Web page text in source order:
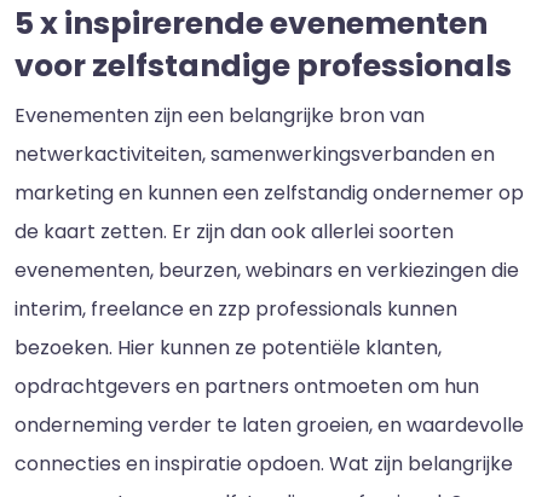
5 x inspirerende evenementen
voor zelfstandige professionals
Evenementen zijn een belangrijke bron van
netwerkactiviteiten, samenwerkingsverbanden en
marketing en kunnen een zelfstandig ondernemer op
de kaart zetten. Er zijn dan ook allerlei soorten
evenementen, beurzen, webinars en verkiezingen die
interim, freelance en zzp professionals kunnen
bezoeken. Hier kunnen ze potentiële klanten,
opdrachtgevers en partners ontmoeten om hun
onderneming verder te laten groeien, en waardevolle
connecties en inspiratie opdoen. Wat zijn belangrijke